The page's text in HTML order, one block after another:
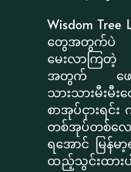
Wisdom
တွေအတွက်ပဲ
မေးလာကြ
အတွက် ဖေဖ
သားသားမီး
စာအုပ်ငှားရ
တစ်အုပ်တစ်
ရအောင် မြန်
ထည့်သွင်းထား